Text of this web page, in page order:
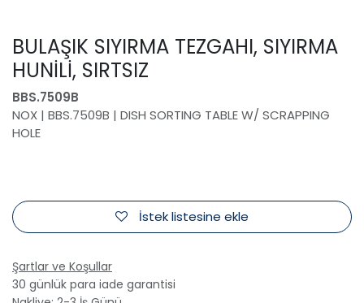
BULAŞIK SIYIRMA TEZGAHI, SIYIRMA
HUNİLİ, SIRTSIZ
BBS.7509B
NOX | BBS.7509B | DISH SORTING TABLE W/ SCRAPPING
HOLE
İstek listesine ekle
Şartlar ve Koşullar
30 günlük para iade garantisi